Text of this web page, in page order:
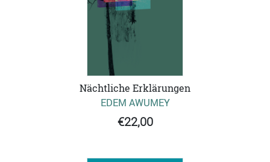
Nächtliche Erklärungen
EDEM AWUMEY
€22,00